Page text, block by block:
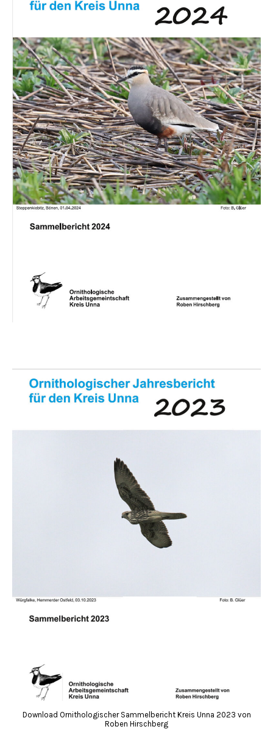
Download Ornithologischer Sammelbericht Kreis Unna 2023 von
Roben Hirschberg